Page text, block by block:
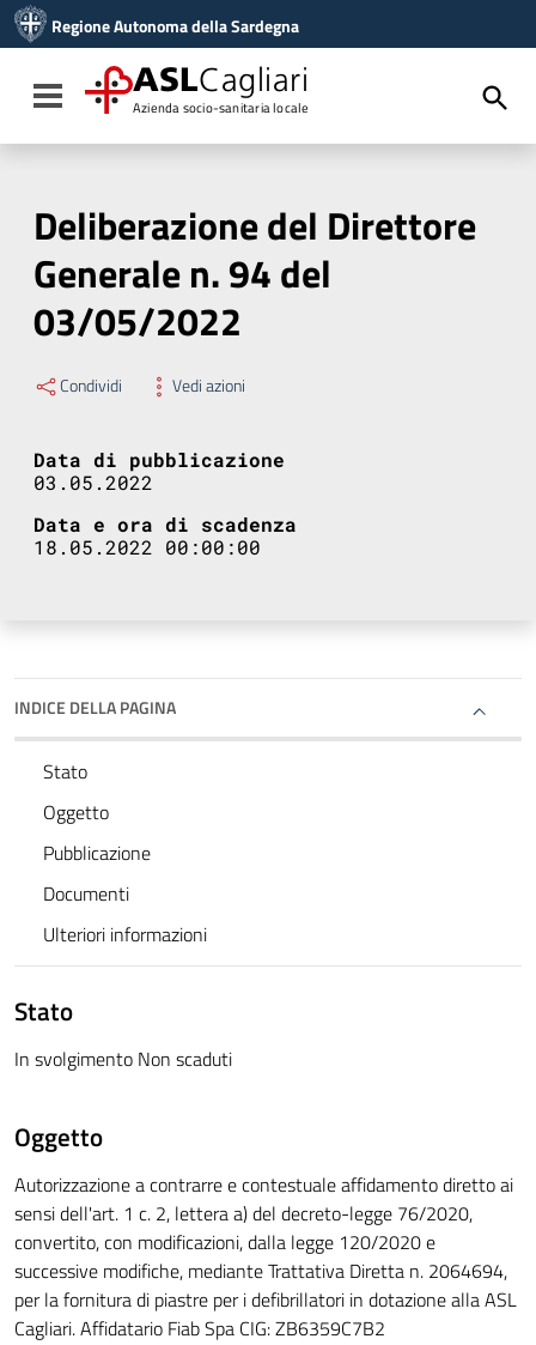
Vai al menu di navigazione
Vai al footer
Regione Autonoma della Sardegna
Toggle navigation
ASLCagliari
Azienda socio-sanitaria locale
Deliberazione del Direttore
Generale n. 94 del
03/05/2022
Condividi Vedi azioni
Data di pubblicazione
03.05.2022
Data e ora di scadenza
18.05.2022 00:00:00
INDICE DELLA PAGINA
Stato
Oggetto
Pubblicazione
Documenti
Ulteriori informazioni
Stato
In svolgimento Non scaduti
Oggetto
Autorizzazione a contrarre e contestuale affidamento diretto ai
sensi dell'art. 1 c. 2, lettera a) del decreto-legge 76/2020,
convertito, con modificazioni, dalla legge 120/2020 e
successive modifiche, mediante Trattativa Diretta n. 2064694,
per la fornitura di piastre per i defibrillatori in dotazione alla ASL
Cagliari. Affidatario Fiab Spa CIG: ZB6359C7B2